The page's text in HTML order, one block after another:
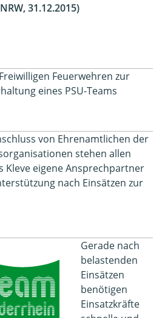
31.12.2015)
Feuerwehren zur
eines PSU-Teams
von Ehrenamtlichen der
stehen allen
Kleve eigene Ansprechpartner
nach Einsätzen zur
Gerade nach
belastenden
Einsätzen
benötigen
Einsatzkräfte